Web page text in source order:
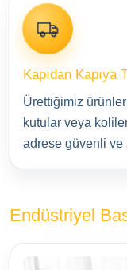
Kapıdan Kapıya
Ürettiğimiz
kutular veya
adrese güvenli ve
Endüstriyel